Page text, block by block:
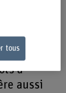
pour
des
si nous
à
aussi
tous